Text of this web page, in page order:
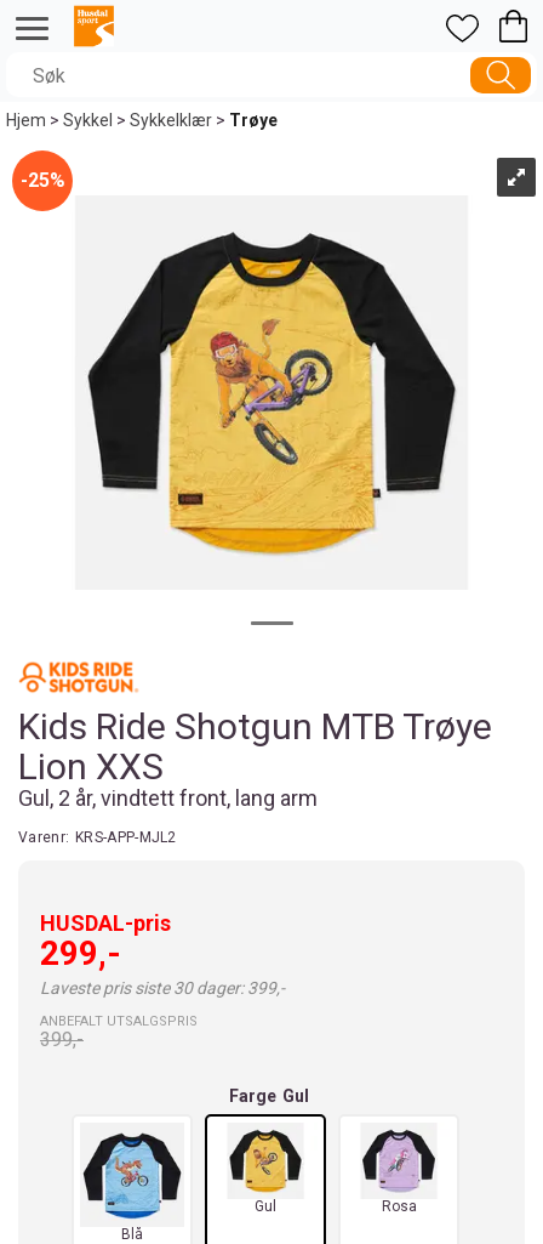
Hjem>Sykkel >Sykkelklær>Trøye
25%
Kids Ride Shotgun MTB Trøye
Lion XXS
Gul, 2 år, vindtett front, lang arm
Varenr: KRS-APP-MJL2
HUSDAL-pris
299,-
Laveste pris siste 30 dager: 399,-
ANBEFALT UTSALGSPRIS
399,-
Farge Gul
Blå
Gul Rosa